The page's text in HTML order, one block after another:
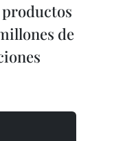
productos
de